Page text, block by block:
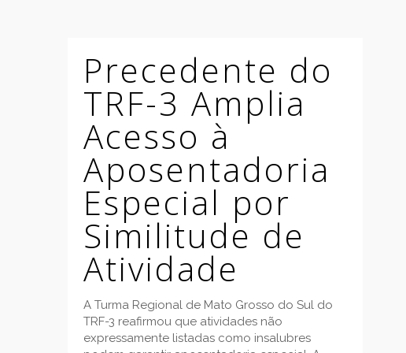
Precedente do
TRF-3 Amplia
Acesso à
Aposentadoria
Especial por
Similitude de
Atividade
A Turma Regional de Mato Grosso do Sul do
TRF-3 reafirmou que atividades não
expressamente listadas como insalubres